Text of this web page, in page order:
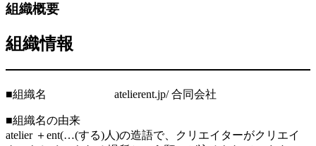
組織概要
組織情報
■組織名 atelierent.jp/ 合同会社
■組織名の由来
atelier ＋ent(…(する)人)の造語で、クリエイターがクリエイ